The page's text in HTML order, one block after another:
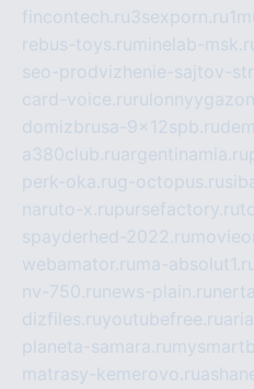
fincontech.ru3sexporn.ru
rebus-toys.ru minelab-
seo-prodvizhenie-sajtov-
card-voice.ru
domizbrusa-9x12spb.ru
a380club.ruargentinamia.ru
perk-oka.rug-octopus.ru
naruto-x.rupursefactory.ru
spayderhed-2022.ru
webamator.ru ma-
nv-750.ru news-plain.ru
dizfiles.ruyoutubefree.ru
planeta-samara.ru
matrasy-kemerovo.ru